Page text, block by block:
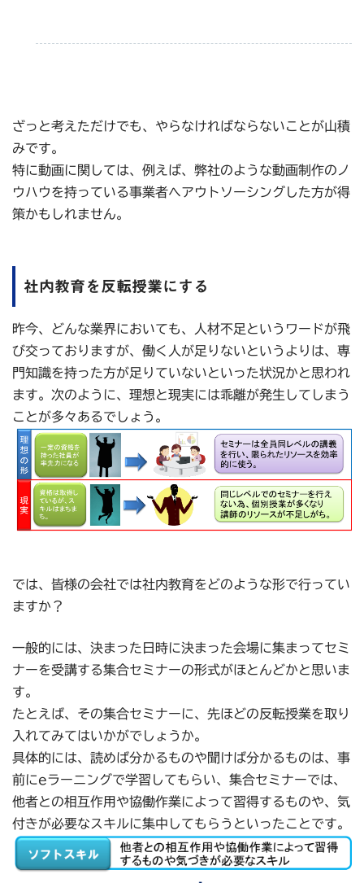
ざっと考えただけでも、やらなければならないことが山積
みです。
特に動画に関しては、例えば、弊社のような動画制作のノ
ウハウを持っている事業者へアウトソーシングした方が得
策かもしれません。
社内教育を反転授業にする
昨今、どんな業界においても、人材不足というワードが飛
び交っておりますが、働く人が足りないというよりは、専
門知識を持った方が足りていないといった状況かと思われ
ます。次のように、理想と現実には乖離が発生してしまう
ことが多々あるでしょう。
では、皆様の会社では社内教育をどのような形で行ってい
ますか？
一般的には、決まった日時に決まった会場に集まってセミ
ナーを受講する集合セミナーの形式がほとんどかと思いま
す。
たとえば、その集合セミナーに、先ほどの反転授業を取り
入れてみてはいかがでしょうか。
具体的には、読めば分かるものや聞けば分かるものは、事
前にeラーニングで学習してもらい、集合セミナーでは、
他者との相互作用や協働作業によって習得するものや、気
付きが必要なスキルに集中してもらうといったことです。